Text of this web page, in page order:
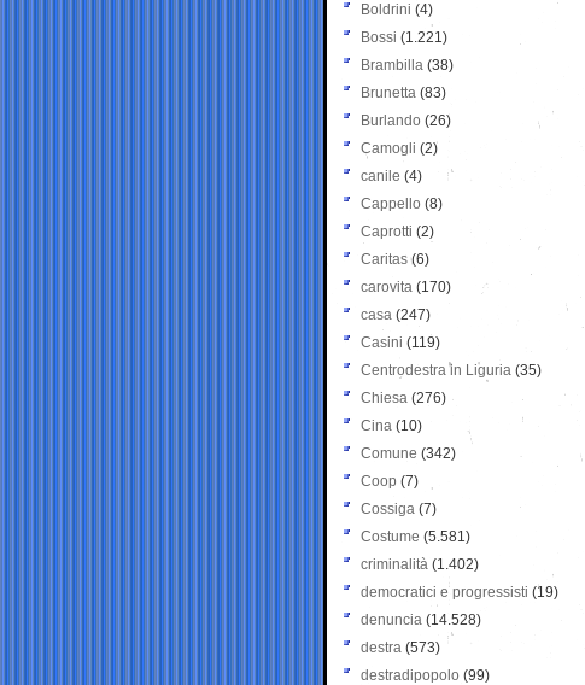
Boldrini (4)
Bossi (1.221)
Brambilla (38)
Brunetta (83)
Burlando (26)
Camogli (2)
canile (4)
Cappello (8)
Caprotti (2)
Caritas (6)
carovita (170)
casa (247)
Casini (119)
Centrodestra in Liguria (35)
Chiesa (276)
Cina (10)
Comune (342)
Coop (7)
Cossiga (7)
Costume (5.581)
criminalità (1.402)
democratici e progressisti (19)
denuncia (14.528)
destra (573)
destradipopolo (99)